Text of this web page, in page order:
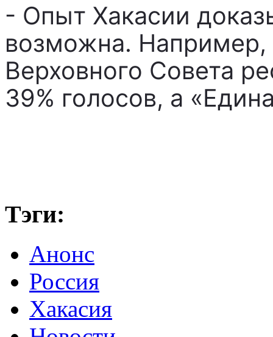
- Опыт Хакасии
возможна. Например,
Верховного Совета
39% голосов, а
Тэги:
Анонс
Россия
Хакасия